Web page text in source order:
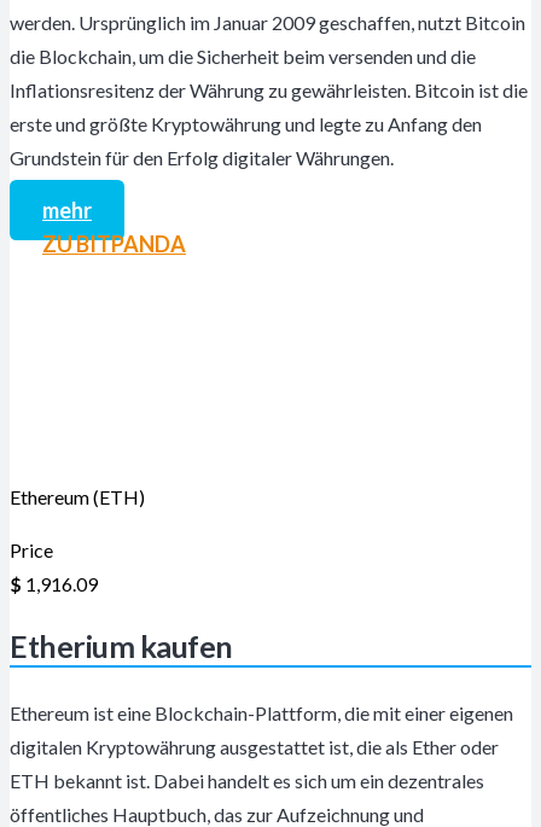
werden. Ursprünglich im Januar 2009 geschaffen, nutzt Bitcoin
die Blockchain, um die Sicherheit beim versenden und die
Inflationsresitenz der Währung zu gewährleisten. Bitcoin ist die
erste und größte Kryptowährung und legte zu Anfang den
Grundstein für den Erfolg digitaler Währungen.
mehr
ZU BITPANDA
Ethereum (ETH)
Price
$ 1,916.09
Etherium kaufen
Ethereum ist eine Blockchain-Plattform, die mit einer eigenen
digitalen Kryptowährung ausgestattet ist, die als Ether oder
ETH bekannt ist. Dabei handelt es sich um ein dezentrales
öffentliches Hauptbuch, das zur Aufzeichnung und